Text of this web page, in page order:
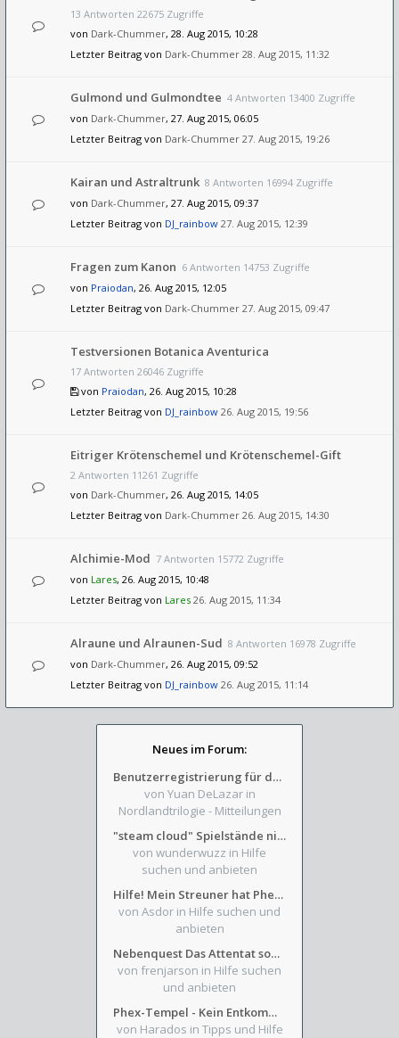
13 Antworten 22675 Zugriffe
von Dark-Chummer, 28. Aug 2015, 10:28
Letzter Beitrag von Dark-Chummer 28. Aug 2015, 11:32
Gulmond und Gulmondtee 4 Antworten 13400 Zugriffe
von Dark-Chummer, 27. Aug 2015, 06:05
Letzter Beitrag von Dark-Chummer 27. Aug 2015, 19:26
Kairan und Astraltrunk 8 Antworten 16994 Zugriffe
von Dark-Chummer, 27. Aug 2015, 09:37
Letzter Beitrag von DJ_rainbow 27. Aug 2015, 12:39
Fragen zum Kanon 6 Antworten 14753 Zugriffe
von Praiodan, 26. Aug 2015, 12:05
Letzter Beitrag von Dark-Chummer 27. Aug 2015, 09:47
Testversionen Botanica Aventurica
17 Antworten 26046 Zugriffe
von Praiodan, 26. Aug 2015, 10:28
Letzter Beitrag von DJ_rainbow 26. Aug 2015, 19:56
Eitriger Krötenschemel und Krötenschemel-Gift
2 Antworten 11261 Zugriffe
von Dark-Chummer, 26. Aug 2015, 14:05
Letzter Beitrag von Dark-Chummer 26. Aug 2015, 14:30
Alchimie-Mod 7 Antworten 15772 Zugriffe
von Lares, 26. Aug 2015, 10:48
Letzter Beitrag von Lares 26. Aug 2015, 11:34
Alraune und Alraunen-Sud 8 Antworten 16978 Zugriffe
von Dark-Chummer, 26. Aug 2015, 09:52
Letzter Beitrag von DJ_rainbow 26. Aug 2015, 11:14
Neues im Forum:
Benutzerregistrierung für das SchickHD-/SchweifHD-Forum gesperrt
von Yuan DeLazar in
Nordlandtrilogie - Mitteilungen
"steam cloud" Spielstände nicht verfügbar
von wunderwuzz in Hilfe
suchen und anbieten
Hilfe! Mein Streuner hat Phexens Gunst verloren...
von Asdor in Hilfe suchen und
anbieten
Nebenquest Das Attentat sowie Beilunker Reiter und zwei kleine Ausrüstungsfragen
von frenjarson in Hilfe suchen
und anbieten
Phex-Tempel - Kein Entkommen aus Weinkeller/Bibliothek Trakt
von Harados in Tipps und Hilfe